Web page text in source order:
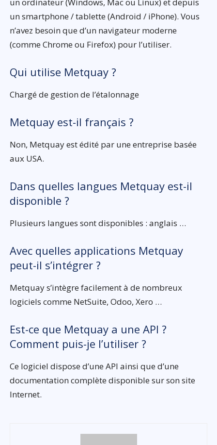
un smartphone / tablette (Android / iPhone). Vous
n’avez besoin que d’un navigateur moderne
(comme Chrome ou Firefox) pour l’utiliser.
Qui utilise Metquay ?
Chargé de gestion de l’étalonnage
Metquay est-il français ?
Non, Metquay est édité par une entreprise basée
aux USA.
Dans quelles langues Metquay est-il
disponible ?
Plusieurs langues sont disponibles : anglais …
Avec quelles applications Metquay
peut-il s’intégrer ?
Metquay s’intègre facilement à de nombreux
logiciels comme NetSuite, Odoo, Xero …
Est-ce que Metquay a une API ?
Comment puis-je l’utiliser ?
Ce logiciel dispose d’une API ainsi que d’une
documentation complète disponible sur son site
Internet.